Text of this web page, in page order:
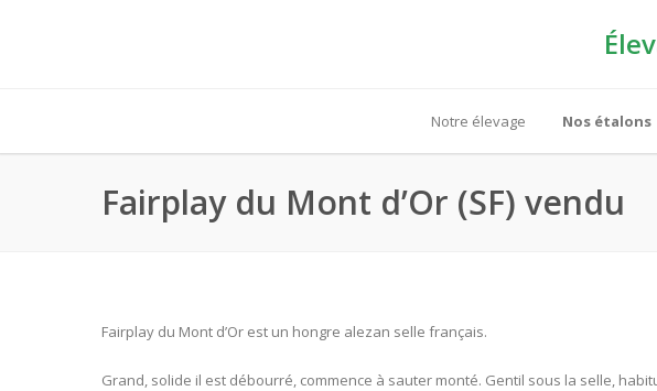
Notre élevage Nos étalons
Fairplay du Mont d’Or (SF) vendu
Fairplay du Mont d’Or est un hongre alezan selle français.
Grand, solide il est débourré, commence à sauter monté. Gentil sous la selle,